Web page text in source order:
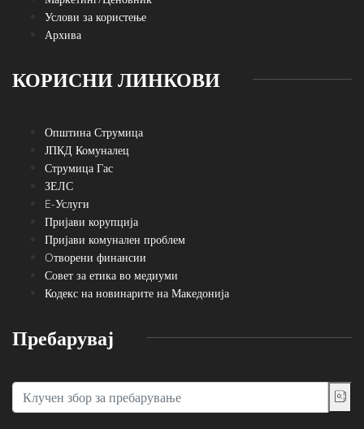
Услови за користење
Архива
КОРИСНИ ЛИНКОВИ
Општина Струмица
ЈПКД Комуналец
Струмица Гас
ЗЕЛС
E-Услуги
Пријави корупција
Пријави комунален проблем
Oтворени финансии
Совет за етика во медиуми
Кодекс на новинарите на Македонија
Пребарувај